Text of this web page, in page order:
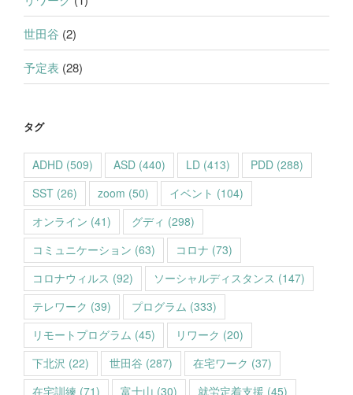
世田谷 (2)
予定表 (28)
タグ
ADHD (509) ASD (440) LD (413) PDD (288)
SST (26) zoom (50) イベント (104)
オンライン (41) グディ (298)
コミュニケーション (63) コロナ (73)
コロナウィルス (92) ソーシャルディスタンス (147)
テレワーク (39) プログラム (333)
リモートプログラム (45) リワーク (20)
下北沢 (22) 世田谷 (287) 在宅ワーク (37)
在宅訓練 (71) 富士山 (30) 就労定着支援 (45)